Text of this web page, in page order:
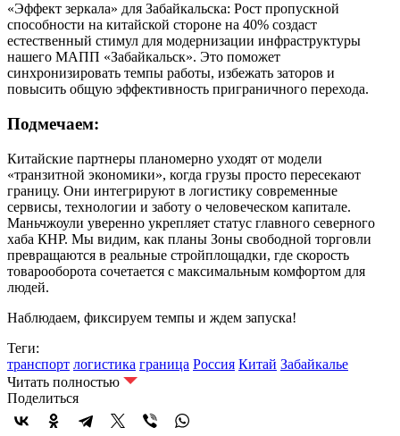
«Эффект зеркала» для Забайкальска: Рост пропускной
способности на китайской стороне на 40% создаст
естественный стимул для модернизации инфраструктуры
нашего МАПП «Забайкальск». Это поможет
синхронизировать темпы работы, избежать заторов и
повысить общую эффективность приграничного перехода.
Подмечаем:
Китайские партнеры планомерно уходят от модели
«транзитной экономики», когда грузы просто пересекают
границу. Они интегрируют в логистику современные
сервисы, технологии и заботу о человеческом капитале.
Маньчжоули уверенно укрепляет статус главного северного
хаба КНР. Мы видим, как планы Зоны свободной торговли
превращаются в реальные стройплощадки, где скорость
товарооборота сочетается с максимальным комфортом для
людей.
Наблюдаем, фиксируем темпы и ждем запуска!
Теги:
транспорт логистика граница Россия Китай Забайкалье
Читать полностью
Поделиться